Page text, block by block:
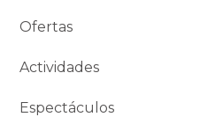
Ofertas
Actividades
Espectáculos